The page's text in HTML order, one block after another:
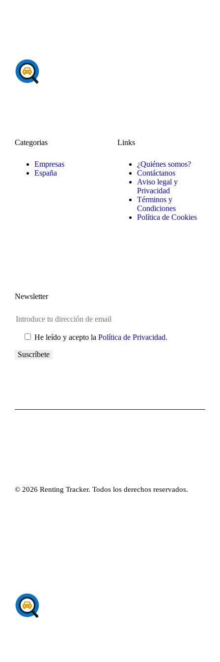
Categorias
Empresas
España
Links
¿Quiénes somos?
Contáctanos
Aviso legal y
Privacidad
Términos y
Condiciones
Política de Cookies
Newsletter
He leído y acepto la Política de Privacidad.
© 2026 Renting Tracker. Todos los derechos reservados.